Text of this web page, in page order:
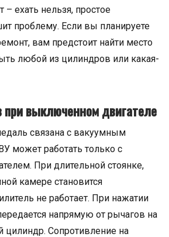
ехать нельзя, простое
проблему. Если вы планируете
вам предстоит найти место
любой из цилиндров или какая-
при выключенном двигателе
связана с вакуумным
может работать только с
При длительной стоянке,
камере становится
не работает. При нажатии
напрямую от рычагов на
цилиндр. Сопротивление на